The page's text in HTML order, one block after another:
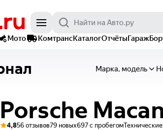
Мото КомтрансКаталогОтчётыГараж
Марка, модель
Porsche
4,856 отзывов79 новых697 с пробегом